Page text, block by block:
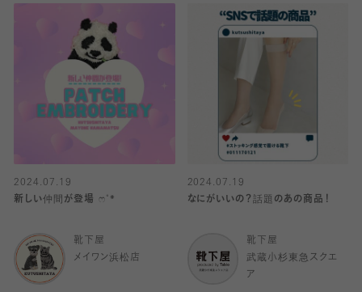
2024.07.19
新しい仲間が登場 ෆ˚*
靴下屋
メイワン浜松店
2024.07.19
なにがいいの？話題のあの商品！
靴下屋
武蔵小杉東急スクエ
ア